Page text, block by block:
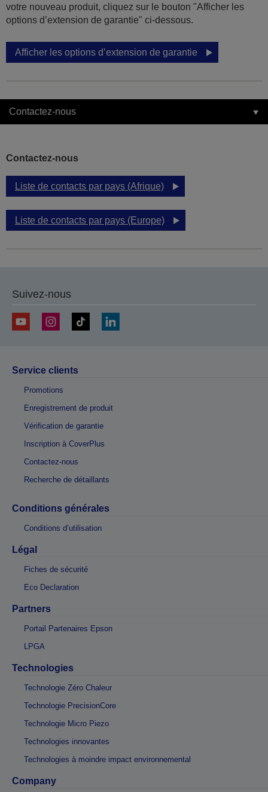
votre nouveau produit, cliquez sur le bouton "Afficher les
options d’extension de garantie" ci-dessous.
Afficher les options d’extension de garantie
Contactez-nous
Contactez-nous
Liste de contacts par pays (Afrique)
Liste de contacts par pays (Europe)
Suivez-nous
Service clients
Promotions
Enregistrement de produit
Vérification de garantie
Inscription à CoverPlus
Contactez-nous
Recherche de détaillants
Conditions générales
Conditions d’utilisation
Légal
Fiches de sécurité
Eco Declaration
Partners
Portail Partenaires Epson
LPGA
Technologies
Technologie Zéro Chaleur
Technologie PrecisionCore
Technologie Micro Piezo
Technologies innovantes
Technologies à moindre impact environnemental
Company